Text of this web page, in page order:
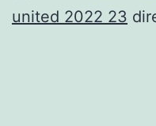
united 2022 23